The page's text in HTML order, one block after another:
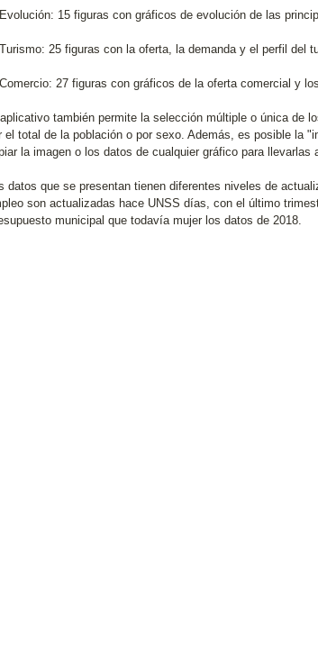
15 figuras con gráficos de evolución de las
25 figuras con la oferta, la demanda y el perfil del
27 figuras con gráficos de la oferta comercial y
también permite la selección múltiple o única de
el total de la población o por sexo. Además, es posible la
la imagen o los datos de cualquier gráfico para llevarlas
datos que se presentan tienen diferentes niveles de
son actualizadas hace UNSS días, con el último
municipal que todavía mujer los datos de 2018.